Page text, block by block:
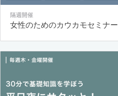
隔週開催
女性のためのカウカモセミナー